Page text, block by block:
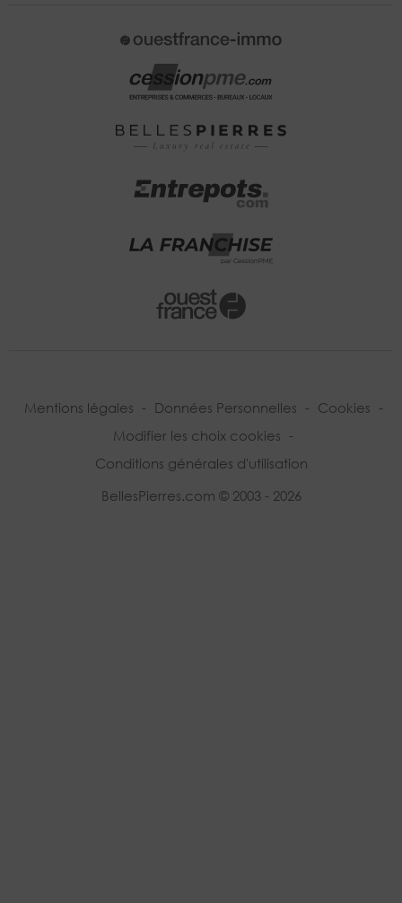
Mentions légales - Données Personnelles - Cookies -
Modifier les choix cookies -
Conditions générales d'utilisation
BellesPierres.com © 2003 - 2026